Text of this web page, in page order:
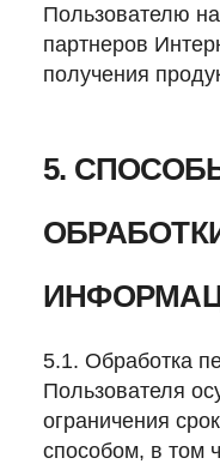
Пользователю
партнеров
получения
5.
5.1. Обработка
Пользователя
ограничения
способом, в том